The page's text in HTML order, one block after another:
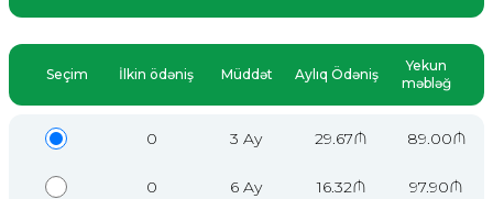
Seçim İlkin ödəniş Müddət Aylıq Ödəniş
Yekun
məbləğ
0 3 Ay 29.67₼ 89.00₼
0 6 Ay 16.32₼ 97.90₼